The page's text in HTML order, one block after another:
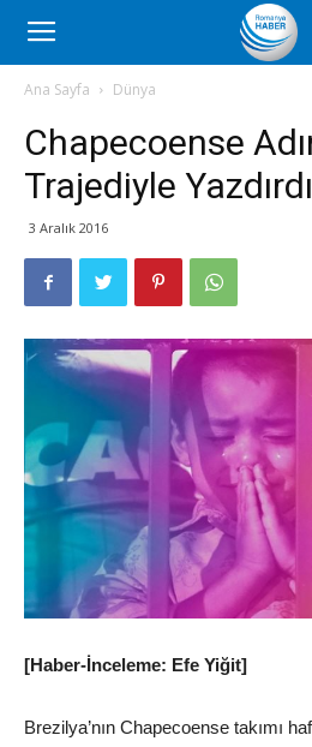
Romanya
Haber
Ana Sayfa Dünya
Chapecoense
Trajediyle Yazdırdı
3 Aralık 2016
[Haber-İnceleme: Efe Yiğit]
Brezilya’nın Chapecoense takımı